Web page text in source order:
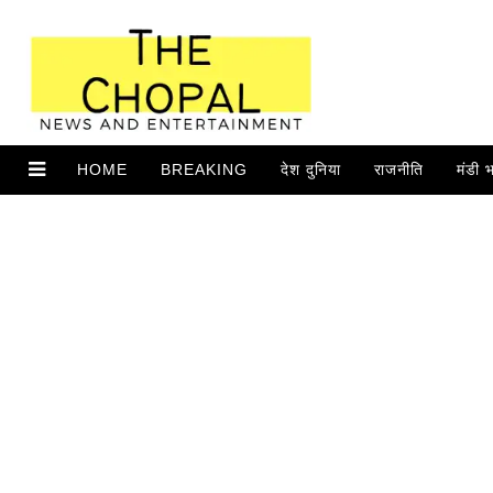
HOME BREAKING देश दुनिया राजनीति मंडी